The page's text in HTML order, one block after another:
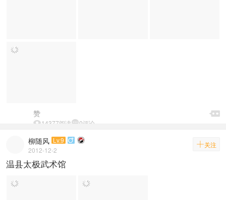


赞
14377阅读0评论
关注
柳随风 Lv.9 
2012-12-2
温县太极武术馆